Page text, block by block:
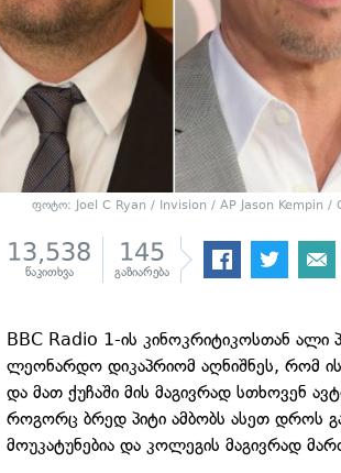
ფოტო: Joel C Ryan / Invision / AP Jason Kempin
13,538
წაკითხვა
145
გაზიარება
BBC Radio 1-ის კინოკრიტიკოსთან ალი
ლეონარდო დიკაპრიომ აღნიშნეს, რომ
და მათ ქუჩაში მის მაგივრად სთხოვენ
როგორც ბრედ პიტი ამბობს ასეთ დროს
მოუკატუნებია და კოლეგის მაგივრად